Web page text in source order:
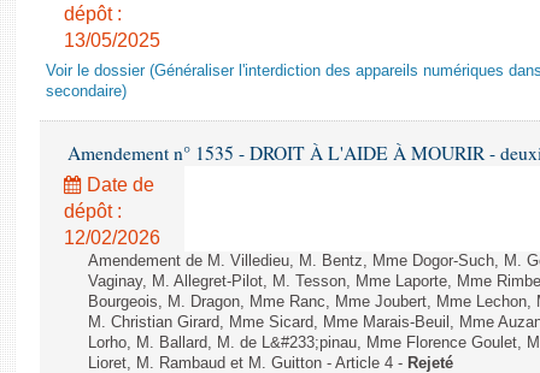
dépôt :
13/05/2025
Voir le dossier (Généraliser l'interdiction des appareils numériques
secondaire)
Amendement n° 1535 - DROIT À L'AIDE À MOURIR -
Date de
dépôt :
12/02/2026
Amendement de M. Villedieu, M. Bentz, Mme Dogor-Such, M.
Vaginay, M. Allegret-Pilot, M. Tesson, Mme Laporte, Mme
Bourgeois, M. Dragon, Mme Ranc, Mme Joubert, Mme
M. Christian Girard, Mme Sicard, Mme Marais-Beuil, Mme
Lorho, M. Ballard, M. de L&#233;pinau, Mme Florence Goulet,
Lioret, M. Rambaud et M. Guitton - Article 4 - Rejeté